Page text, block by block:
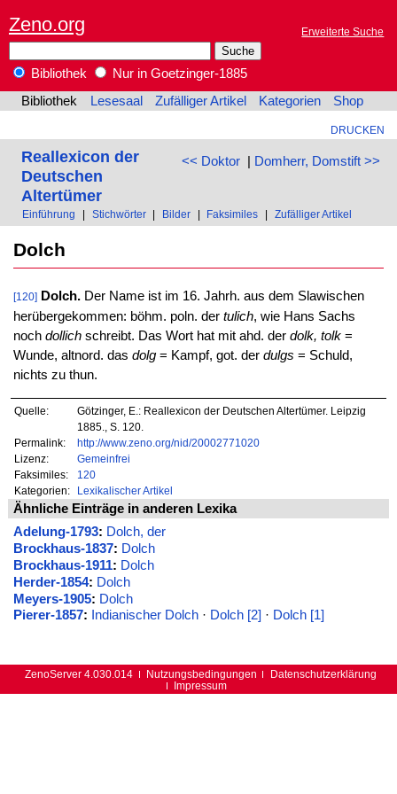
Zeno.org Erweiterte Suche
Bibliothek
Nur in Goetzinger-1885
Bibliothek
Lesesaal Zufälliger Artikel Kategorien Shop
DRUCKEN
<< Doktor| Domherr, Domstift >>
Reallexicon der
Deutschen
Altertümer
Einführung Stichwörter Bilder Faksimiles Zufälliger Artikel
Dolch
[120] Dolch.Der Name ist im 16. Jahrh. aus dem Slawischen
herübergekommen: böhm. poln. der tulich, wie Hans Sachs
noch dollichschreibt. Das Wort hat mit ahd. der dolk, tolk=
Wunde, altnord. das dolg= Kampf, got. der dulgs = Schuld,
nichts zu thun.
Quelle:
Götzinger, E.: Reallexicon der Deutschen Altertümer. Leipzig
1885., S. 120.
Permalink:
http://www.zeno.org/nid/20002771020
Lizenz:
Gemeinfrei
Faksimiles:
120
Kategorien:
Lexikalischer Artikel
Ähnliche Einträge in anderen Lexika
Adelung-1793: Dolch, der
Brockhaus-1837: Dolch
Brockhaus-1911: Dolch
Herder-1854: Dolch
Meyers-1905: Dolch
Pierer-1857: Indianischer Dolch· Dolch [2] · Dolch [1]
ZenoServer 4.030.014 Nutzungsbedingungen
Datenschutzerklärung
Impressum